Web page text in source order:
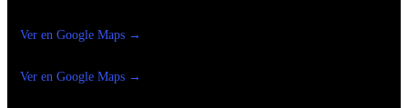
Ver en Google Maps →
Ver en Google Maps →